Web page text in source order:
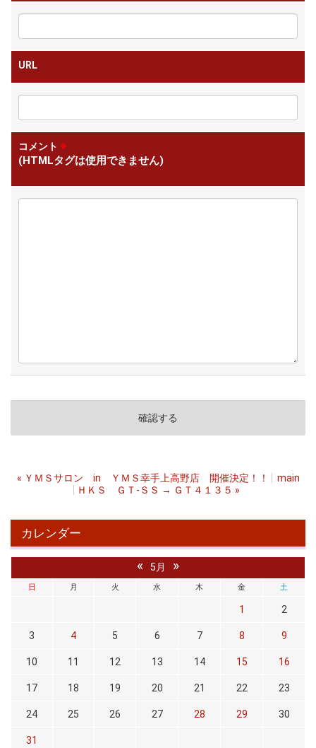
URL
コメント ※
(HTMLタグは使用できません)
« ＹＭＳサロン in ＹＭＳ幸手上高野店 開催決定！！
main
ＨＫＳ ＧＴ-ＳＳ → ＧＴ４１３５ »
カレンダー
« 5月 »
日 月 火 水 木 金 土
1 2
3 4 5 6 7 8 9
10 11 12 13 14 15 16
17 18 19 20 21 22 23
24 25 26 27 28 29 30
31